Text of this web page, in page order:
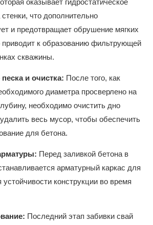
оказывает гидростатическое
что дополнительно
и предотвращает обрушение мягких
приводит к образованию фильтрующей
скважины.
и очистка: После того, как
диаметра просверлено на
необходимо очистить дно
весь мусор, чтобы обеспечить
для бетона.
Перед заливкой бетона в
арматурный каркас для
устойчивости конструкции во время
Последний этап забивки свай